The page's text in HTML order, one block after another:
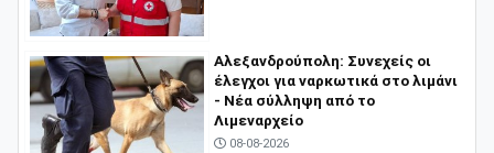
Αλεξανδρούπολη: Συνεχείς οι
έλεγχοι για ναρκωτικά στο λιμάνι
- Νέα σύλληψη από το
Λιμεναρχείο
08-08-2026